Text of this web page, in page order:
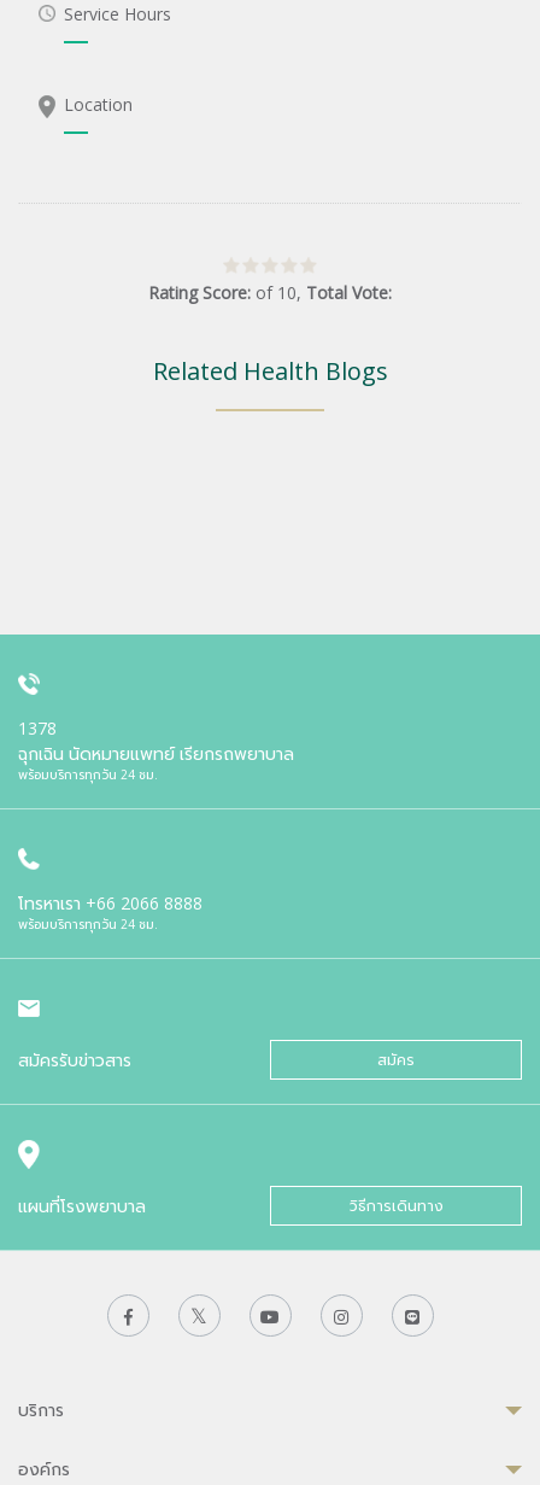
Service Hours
Location
Rating Score: of 10, Total Vote:
Related Health Blogs
1378
ฉุกเฉิน นัดหมายแพทย์ เรียกรถพยาบาล
พร้อมบริการทุกวัน 24 ชม.
โทรหาเรา +66 2066 8888
พร้อมบริการทุกวัน 24 ชม.
สมัครรับข่าวสาร สมัคร
แผนที่โรงพยาบาล วิธีการเดินทาง
บริการ
องค์กร